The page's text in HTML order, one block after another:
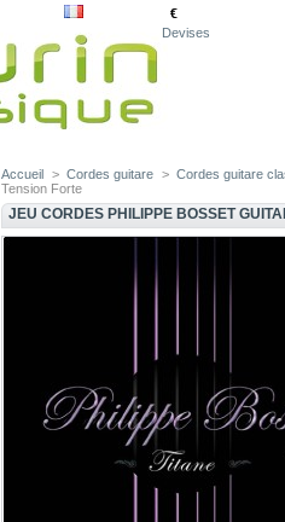
€
Devises
Accueil > Cordes guitare > Cordes guitare
Tension Forte
JEU CORDES PHILIPPE BOSSET